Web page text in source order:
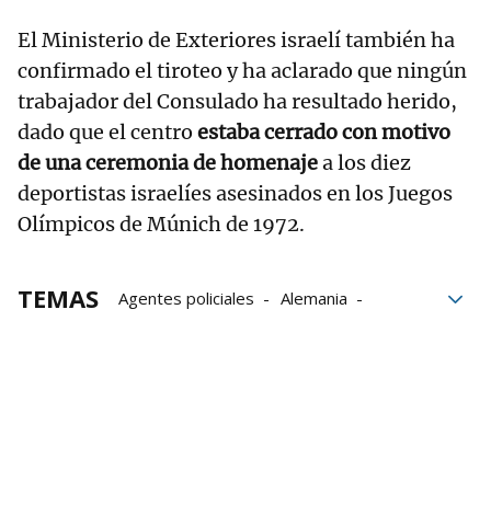
El Ministerio de Exteriores israelí también ha
confirmado el tiroteo y ha aclarado que ningún
trabajador del Consulado ha resultado herido,
dado que el centro estaba cerrado con motivo
de una ceremonia de homenajea los diez
deportistas israelíes asesinados en los Juegos
Olímpicos de Múnich de 1972.
TEMAS Agentes policiales
Alemania